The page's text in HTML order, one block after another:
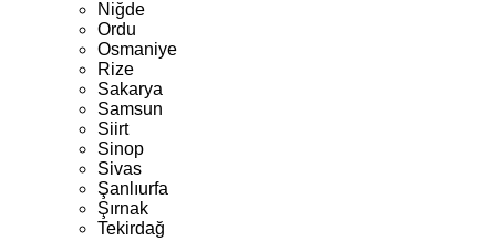
Niğde
Ordu
Osmaniye
Rize
Sakarya
Samsun
Siirt
Sinop
Sivas
Şanlıurfa
Şırnak
Tekirdağ